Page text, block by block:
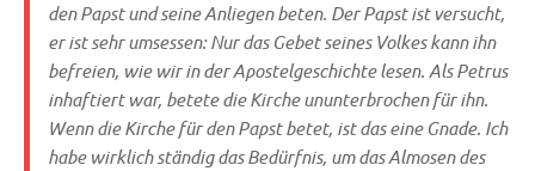
den Papst und sei­ne Anlie­gen beten. Der Papst ist ver­sucht,
er ist sehr umses­sen: Nur das Gebet sei­nes Vol­kes kann ihn
befrei­en, wie wir in der Apo­stel­ge­schich­te lesen. Als Petrus
inhaf­tiert war, bete­te die Kir­che unun­ter­bro­chen für ihn.
Wenn die Kir­che für den Papst betet, ist das eine Gna­de. Ich
habe wirk­lich stän­dig das Bedürf­nis, um das Almo­sen des